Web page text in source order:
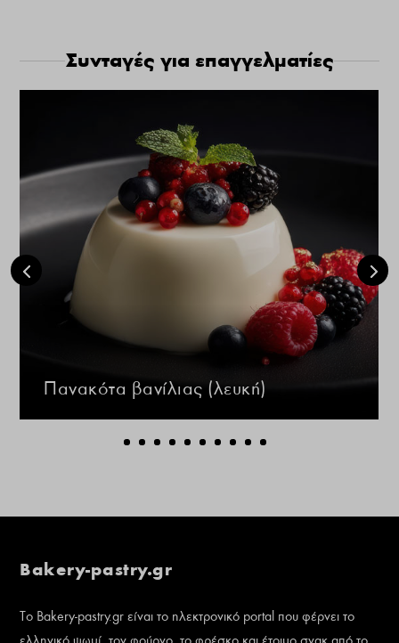
Συνταγές για επαγγελματίες
Πανακότα βανίλιας (λευκή)
Bakery-pastry.gr
Το Bakery-pastry.gr είναι το ηλεκτρονικό portal που φέρνει το